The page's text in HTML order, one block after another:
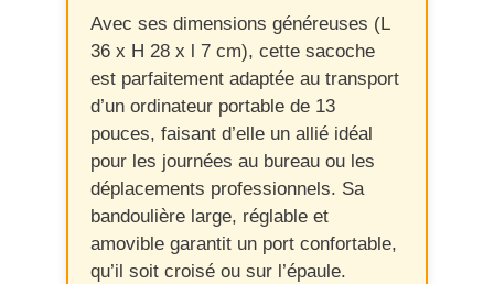
Avec ses dimensions généreuses (L
36 x H 28 x l 7 cm), cette sacoche
est parfaitement adaptée au transport
d’un ordinateur portable de 13
pouces, faisant d’elle un allié idéal
pour les journées au bureau ou les
déplacements professionnels. Sa
bandoulière large, réglable et
amovible garantit un port confortable,
qu’il soit croisé ou sur l’épaule.